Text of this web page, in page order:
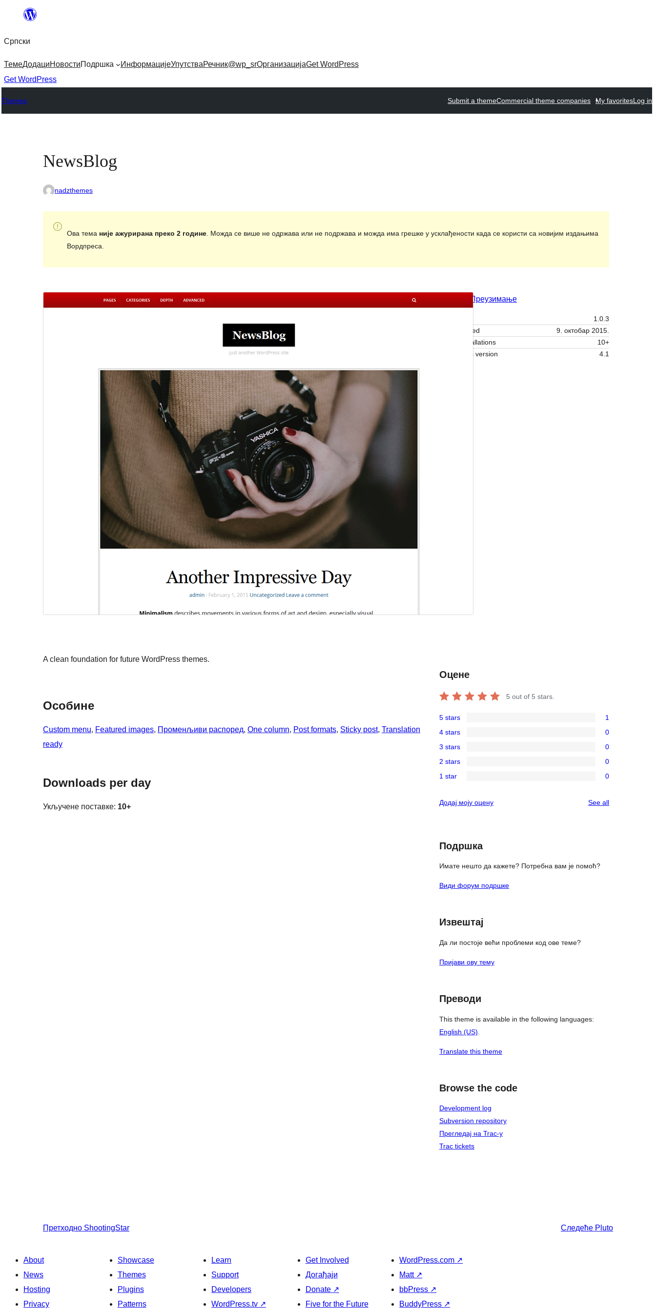
Скочи
садржај
Српски
ТемеДодациНовостиПодршка ИнформацијеУпутстваРечник@wp_srОрганизацијаGet WordPress
Get WordPress
Themes Submit a themeCommercial theme companies My favoritesLog in
NewsBlog
nadzthemes
Ова тема није ажурирана преко 2 године. Можда се више не одржава или не подржава и можда има грешке у усклађености када се користи са новијим издањима
Вордпреса.
Преузимање
1.0.3
Last updated
9. октобар 2015.
Active installations
10+
WordPress version
4.1
A clean foundation for future WordPress themes.
Особине
Custom menu, Featured images, Променљиви распоред, One column, Post formats, Sticky post, Translation
ready
Downloads per day
Укључене поставке: 10+
Оцене
5 out of 5 stars.
5-
star
review
5 stars 1
4-
star
reviews
4 stars 0
3-
star
3 stars 0
2-
reviews
2 stars 0
star
1 star 0
Додај моју оцену See allreviews
Подршка
Имате нешто да кажете? Потребна вам је помоћ?
Види форум подршке
Извештај
Да ли постоје већи проблеми код ове теме?
Пријави ову тему
Преводи
This theme is available in the following languages:
English (US)
Translate this theme
Browse the code
Development log
Subversion repository
Прегледај на Trac-у
Trac tickets
Претходно ShootingStar Следеће Pluto
About
News
Hosting
Privacy
Showcase
Themes
Plugins
Patterns
Learn
Support
Developers
WordPress.tv ↗
Get Involved
Догађаји
Donate ↗
Five for the Future
WordPress.com ↗
Matt ↗
bbPress ↗
BuddyPress ↗